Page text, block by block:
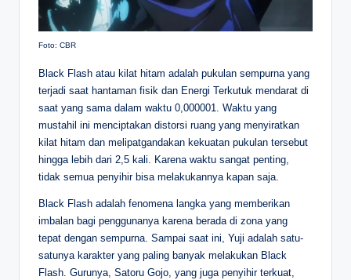
Foto: CBR
Black Flash atau kilat hitam adalah pukulan sempurna yang
terjadi saat hantaman fisik dan Energi Terkutuk mendarat di
saat yang sama dalam waktu 0,000001. Waktu yang
mustahil ini menciptakan distorsi ruang yang menyiratkan
kilat hitam dan melipatgandakan kekuatan pukulan tersebut
hingga lebih dari 2,5 kali. Karena waktu sangat penting,
tidak semua penyihir bisa melakukannya kapan saja.
Black Flash adalah fenomena langka yang memberikan
imbalan bagi penggunanya karena berada di zona yang
tepat dengan sempurna. Sampai saat ini, Yuji adalah satu-
satunya karakter yang paling banyak melakukan Black
Flash. Gurunya, Satoru Gojo, yang juga penyihir terkuat,